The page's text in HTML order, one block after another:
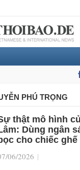
PHÚ TRỌNG
thật mô hình
Dùng ngân
cho chiếc
06/2026 |